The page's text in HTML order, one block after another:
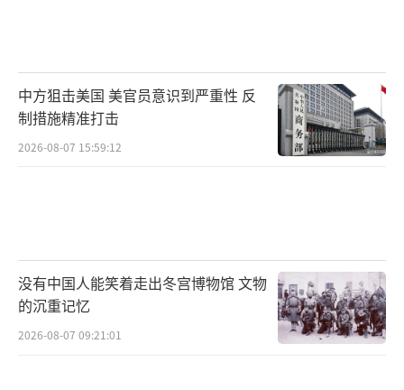
中方狙击美国 美官员意识到严重性 反
制措施精准打击
2026-08-07 15:59:12
没有中国人能笑着走出冬宫博物馆 文物
的沉重记忆
2026-08-07 09:21:01